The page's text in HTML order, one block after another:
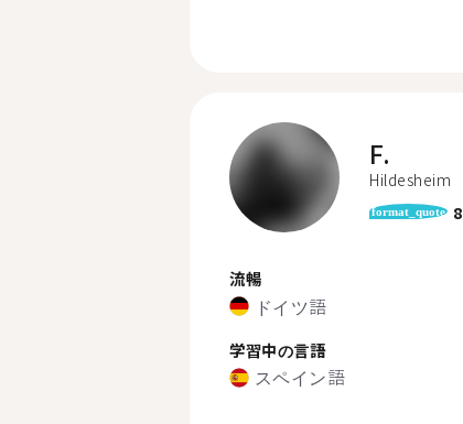
F.
Hildesheim
format_quote 8
流暢
ドイツ語
学習中の言語
スペイン語